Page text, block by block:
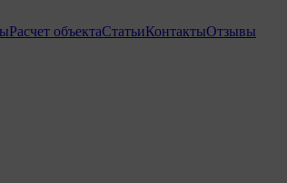
Расчет объектаСтатьиКонтактыОтзывы